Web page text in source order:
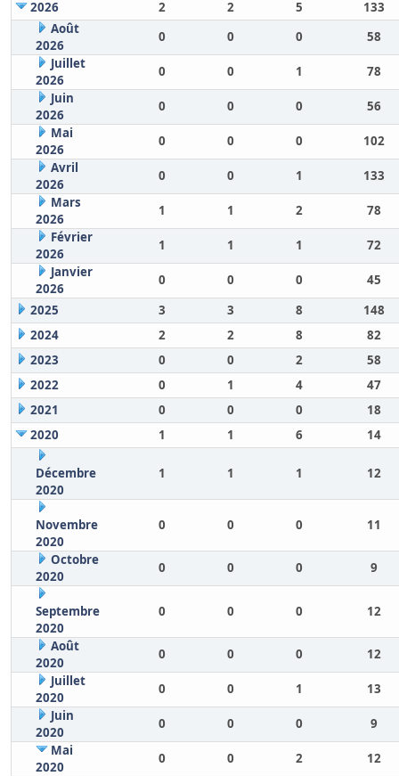
2026 2 2 5
133
Août
2026
0 0 0
58
Juillet
2026
0 0 1
78
Juin
2026
0 0 0
56
Mai
2026
0 0 0
102
Avril
2026
0 0 1
133
Mars
2026
1 1 2
78
Février
2026
1 1 1
72
Janvier
2026
0 0 0
45
2025
3 3 8
148
2024
2 2 8
82
2023
0 0 2
58
2022
0 1 4
47
2021
0 0 0
18
2020
1 1 6 14
Décembre
2020
1 1 1 12
Novembre
2020
0 0 0 11
Octobre
2020
0 0 0 9
Septembre
2020
0 0 0 12
Août
2020
0 0 0
12
Juillet
2020
0 0 1
13
Juin
2020
0 0 0
9
Mai
2020
0 0 2
12